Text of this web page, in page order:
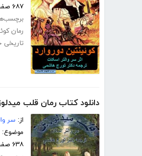
۶۸۷ صفحه
رمان
تاریخی
دانلود کتاب رمان قلب
از: سر
موضوع:
۶۳۸ صفحه